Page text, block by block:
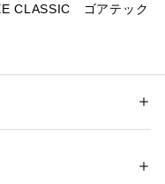
CLASSIC　ゴアテック
載し、雨の日も晴れ
ちます。